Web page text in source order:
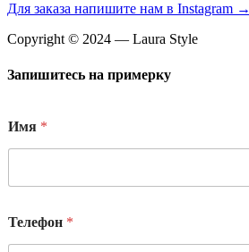
Для заказа напишите нам в Instagram →
Copyright © 2024 — Laura Style
Запишитесь на примерку
Имя *
Телефон *